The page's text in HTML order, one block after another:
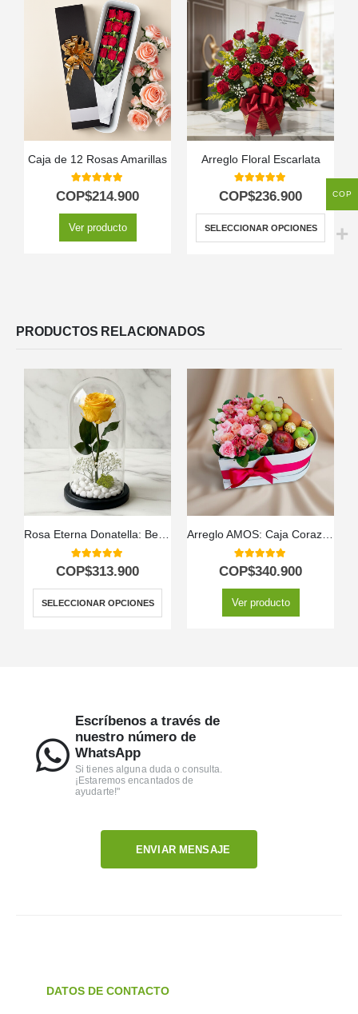
Caja de 12 Rosas Amarillas
5.00out of 5
COP$214.900
Ver producto
Arreglo Floral Escarlata
5.00out of 5
COP$236.900
SELECCIONAR OPCIONES
PRODUCTOS RELACIONADOS
Rosa Eterna Donatella: Belleza Inmortal en Domo de Cristal 🌹
5.00out of 5
COP$313.900
SELECCIONAR OPCIONES
Arreglo AMOS: Caja Corazón de Rosas con Frutas y Ferrero 💝
5.00out of 5
COP$340.900
Ver producto
Escríbenos a través de
nuestro número de
WhatsApp
Si tienes alguna duda o consulta.
¡Estaremos encantados de
ayudarte!"
ENVIAR MENSAJE
DATOS DE CONTACTO
COP